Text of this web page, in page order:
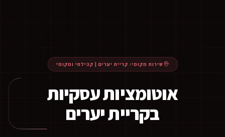
שירות מקומי: קריית יערים | קהילתי ומקומי
אוטומציות עסקיות
בקריית יערים